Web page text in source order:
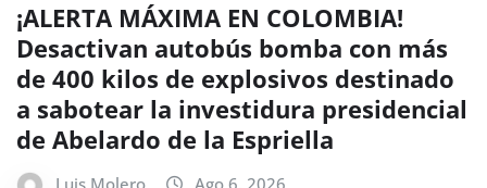
¡ALERTA MÁXIMA EN COLOMBIA!
Desactivan autobús bomba con más
de 400 kilos de explosivos destinado
a sabotear la investidura presidencial
de Abelardo de la Espriella